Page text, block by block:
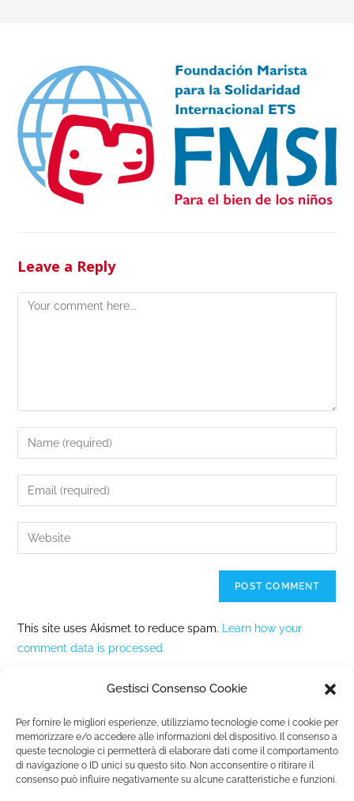
Gestisci Consenso Cookie
Per fornire le migliori esperienze, utilizziamo tecnologie come i cookie per
memorizzare e/o accedere alle informazioni del dispositivo. Il consenso a
queste tecnologie ci permetterà di elaborare dati come il comportamento
di navigazione o ID unici su questo sito. Non acconsentire o ritirare il
consenso può influire negativamente su alcune caratteristiche e funzioni.
Leave a Reply
This site uses Akismet to reduce spam. Learn how your
comment data is processed.
Fondazione Marista per la SolidarietàInternazionale ETS
P.le M. Champagnat, 2 00144 Roma, Italia